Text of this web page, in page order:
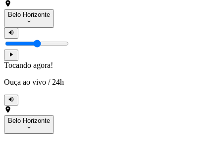
Belo Horizonte
Tocando agora!
Ouça ao vivo / 24h
Belo Horizonte